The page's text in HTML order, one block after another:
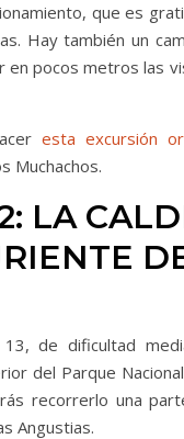
que es
Hay también un
en pocos metros las
esta excursión
Muchachos.
LA
de dificultad
del Parque
recorrerlo una
Angustias.